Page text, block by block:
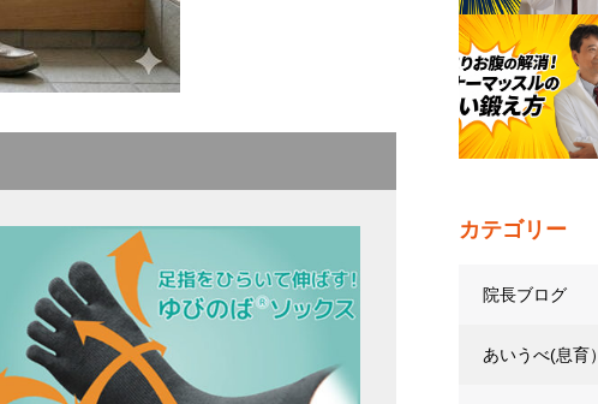
カテゴリー
院長ブログ
あいうべ(息育）